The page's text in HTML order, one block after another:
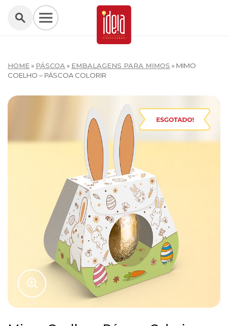
HOME» PÁSCOA » EMBALAGENS PARA MIMOS » MIMO
COELHO – PÁSCOA COLORIR